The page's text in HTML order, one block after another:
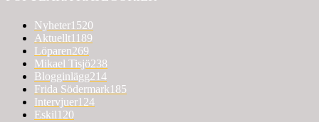
Nyheter1520
Aktuellt1189
Löparen269
Mikael Tisjö238
Blogginlägg214
Frida Södermark185
Intervjuer124
Eskil120